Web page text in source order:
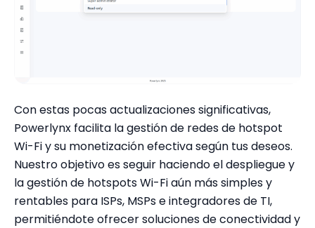
Con estas pocas actualizaciones significativas,
Powerlynx facilita la gestión de redes de hotspot
Wi-Fi y su monetización efectiva según tus deseos.
Nuestro objetivo es seguir haciendo el despliegue y
la gestión de hotspots Wi-Fi aún más simples y
rentables para ISPs, MSPs e integradores de TI,
permitiéndote ofrecer soluciones de conectividad y